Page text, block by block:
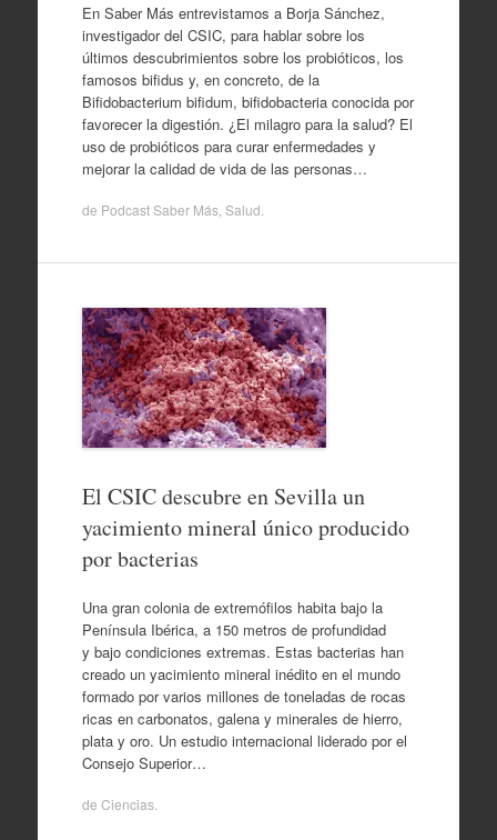
En Saber Más entrevistamos a Borja Sánchez,
investigador del CSIC, para hablar sobre los
últimos descubrimientos sobre los probióticos, los
famosos bifidus y, en concreto, de la
Bifidobacterium bifidum, bifidobacteria conocida por
favorecer la digestión. ¿El milagro para la salud? El
uso de probióticos para curar enfermedades y
mejorar la calidad de vida de las personas…
de Podcast Saber Más, Salud
El CSIC descubre en Sevilla un
yacimiento mineral único producido
por bacterias
Una gran colonia de extremófilos habita bajo la
Península Ibérica, a 150 metros de profundidad
y bajo condiciones extremas. Estas bacterias han
creado un yacimiento mineral inédito en el mundo
formado por varios millones de toneladas de rocas
ricas en carbonatos, galena y minerales de hierro,
plata y oro. Un estudio internacional liderado por el
Consejo Superior…
de Ciencias.